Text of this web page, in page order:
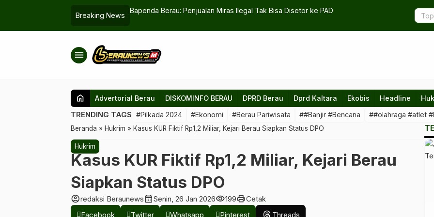
Breaking News
Bapenda Berau: Penjualan Miras Ilegal Tak Bisa Disetor ke PAD
menu
home Advertorial Berau DISKOMINFO BERAU DPRD Berau Dprd Kaltara Ekobis Headline
TRENDING TAGS #Pilkada 2024 #Ekonomi #Berau Pariwisata ##Banjir #Bencana ##olahraga #atlet
Beranda » Hukrim » Kasus KUR Fiktif Rp1,2 Miliar, Kejari Berau Siapkan Status DPO
Hukrim
Kasus KUR Fiktif Rp1,2 Miliar, Kejari Berau
Siapkan Status DPO
account_circleredaksi Beraunewscalendar_monthSenin, 26 Jan 2026visibility199printCetak
Facebook
Twitter Whatsapp Pinterest Threads